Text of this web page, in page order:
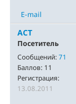
E-mail
ACT
Посетитель
Сообщений: 71
Баллов: 11
Регистрация:
13.08.2011